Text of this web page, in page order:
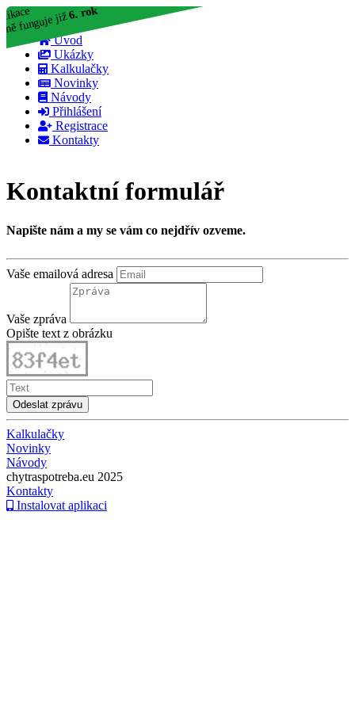
funguje již6. rok
Úvod
Ukázky
Kalkulačky
Novinky
Návody
Přihlášení
Registrace
Kontakty
Kontaktní formulář
Napište nám a my se vám co nejdřív ozveme.
Vaše emailová adresa
Vaše zpráva
Opište text z obrázku
Odeslat zprávu
Kalkulačky
Novinky
Návody
chytraspotreba.eu 2025
Kontakty
Instalovat aplikaci